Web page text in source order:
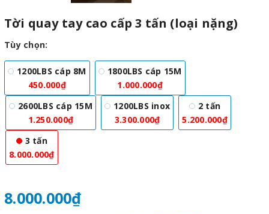
Tời quay tay cao cấp 3 tấn (loại nặng)
Tùy chọn:
1200LBS cáp 8M
450.000₫
1800LBS cáp 15M
1.000.000₫
2600LBS cáp 15M
1.250.000₫
1200LBS inox
3.300.000₫
2 tấn
5.200.000₫
3 tấn
8.000.000₫
8.000.000₫